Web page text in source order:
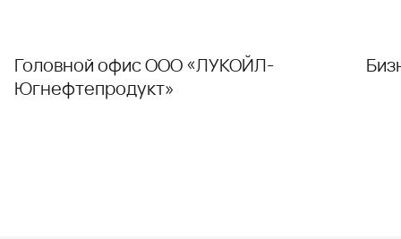
Головной офис ООО «ЛУКОЙЛ-
Югнефтепродукт»